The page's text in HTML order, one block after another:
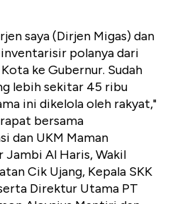
saya (Dirjen Migas) dan
polanya dari
ke Gubernur. Sudah
lebih sekitar 45 ribu
ini dikelola oleh rakyat,"
bersama
dan UKM Maman
Jambi Al Haris, Wakil
Cik Ujang, Kepala SKK
Direktur Utama PT